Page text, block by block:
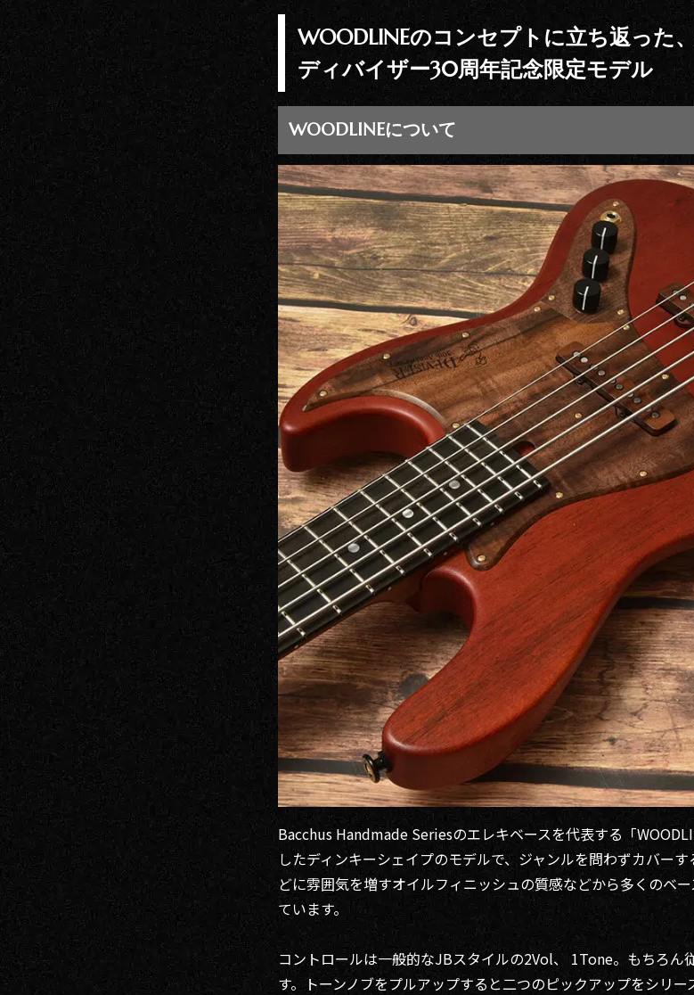
WOODLINEのコンセプトに立ち返った
ディバイザー30周年記念限定モデル
WOODLINEについて
Bacchus Handmade Seriesのエレキベースを代表する「
したディンキーシェイプのモデルで、ジャンルを問わずカバー
どに雰囲気を増すオイルフィニッシュの質感などから多くのベ
ています。
コントロールは一般的なJBスタイルの2Vol、 1Tone。もちろ
す。トーンノブをプルアップすると二つのピックアップをシリ